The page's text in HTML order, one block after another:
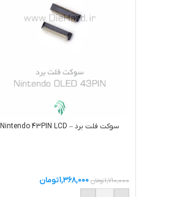
سوکت فلت برد – Nintendo 43PIN LCD
1,710,000تومان 1,368,000تومان